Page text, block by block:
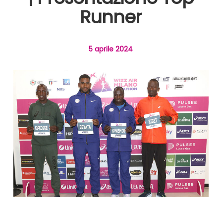
Runner
5 aprile 2024